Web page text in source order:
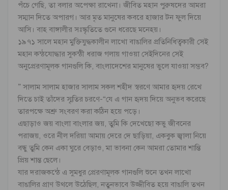
পঁচে গেছি, তা বলার অপেক্ষা রাখেনা। জীবিত মহান পুরুষদের আমরা
সম্মান দিতে অপারগ। আর মৃত মানুষের কবরে হাজার টন ফুল দিয়ে
আসি। বাহ বাঙ্গালীর সঃস্কৃতিতে গুনে ধরেছে মনেহয়।
১৯৭১ সালে মহান মুক্তিযুদ্ধকালীন লাখো বাঙালির প্রতিনিধিত্বকারী সেই
মহান কন্ঠযোদ্ধার সুকন্ঠী ধরাজ গলায় গাওয়া সেইদিনের সেই
অনুপ্রেরণামূলক গানগুলি কি, বাংলাদেশের মানুষের ভুলে যাওয়া সম্ভব?
” সালাম সালাম হাজার সালাম সকল শহীদ স্বরণে আমার হৃদয় রেখে
দিতে চাই তাঁদের স্মৃতির চরণে-“যে এ গান হৃদয় দিয়ে অনুভব করেছে
তারপক্ষে অশ্রু সংবরণ করা কঠিন হয়ে পড়ে।
এছাড়াও জয় বাংলা বাংলার জয়, তুমি কি দেখেছো কভু জীবনের
পরাজয়, ওরে নীল দরিয়া আমায় দেরে দে ছাড়িয়া, একবুক জ্বালা নিয়ে
বন্ধু তুমি কেন একা ঘুরে বেড়াও, মা ভাবনা কেন আমরা তোমার শান্তি
প্রিয় শান্ত ছেলে।
যার দরাজকন্ঠে এ সুমধুর প্রেরণামূলক গানগুলি শুনে তখন লাখো
বাঙালির প্রাণ উথলে উঠেছিল, নতুনভাবে উজ্জীবিত হয়ে বাঙালি তখন